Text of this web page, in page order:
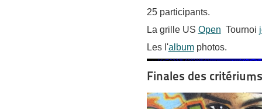
25 participants.
La grille US Open Tournoi
Les l'albumphotos.
Finales des